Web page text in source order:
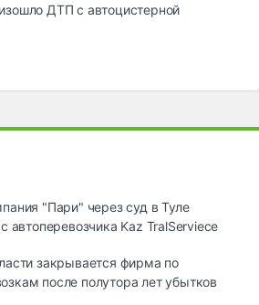
ДТП с автоцистерной
"Пари" через суд в Туле
автоперевозчика Kaz TralServiece
закрывается фирма по
после полутора лет убытков